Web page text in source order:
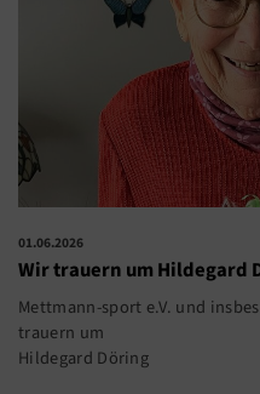
01.06.2026
Wir trauern um Hildegard
Mettmann-sport e.V. und
trauern um
Hildegard Döring